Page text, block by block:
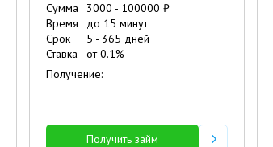
Сумма 3000 - 100000 ₽
Время
до 15 минут
Срок
5 - 365 дней
Ставка
от0.1%
Получение:
Получить займ